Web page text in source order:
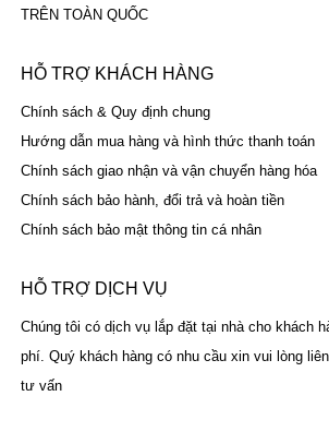
TRÊN TOÀN QUỐC
HỖ TRỢ KHÁCH HÀNG
Chính sách & Quy định chung
Hướng dẫn mua hàng và hình thức thanh toán
Chính sách giao nhận và vận chuyển hàng hóa
Chính sách bảo hành, đổi trả và hoàn tiền
Chính sách bảo mật thông tin cá nhân
HỖ TRỢ DỊCH VỤ
Chúng tôi có dịch vụ lắp đặt tại nhà cho khách
phí. Quý khách hàng có nhu cầu xin vui lòng
tư vấn